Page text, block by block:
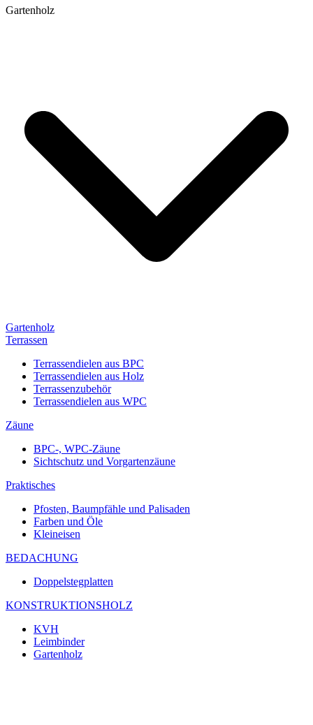
Gartenholz
Gartenholz
Terrassen
Terrassendielen aus BPC
Terrassendielen aus Holz
Terrassenzubehör
Terrassendielen aus WPC
Zäune
BPC-, WPC-Zäune
Sichtschutz und Vorgartenzäune
Praktisches
Pfosten, Baumpfähle und Palisaden
Farben und Öle
Kleineisen
BEDACHUNG
Doppelstegplatten
KONSTRUKTIONSHOLZ
KVH
Leimbinder
Gartenholz